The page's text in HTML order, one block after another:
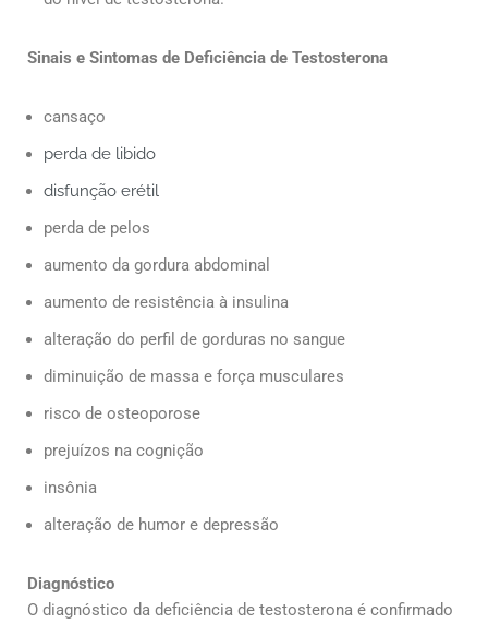
Sinais e Sintomas de Deficiência de Testosterona
cansaço
perda de libido
disfunção erétil
perda de pelos
aumento da gordura abdominal
aumento de resistência à insulina
alteração do perfil de gorduras no sangue
diminuição de massa e força musculares
risco de osteoporose
prejuízos na cognição
insônia
alteração de humor e depressão
Diagnóstico
O diagnóstico da deficiência de testosterona é confirmado